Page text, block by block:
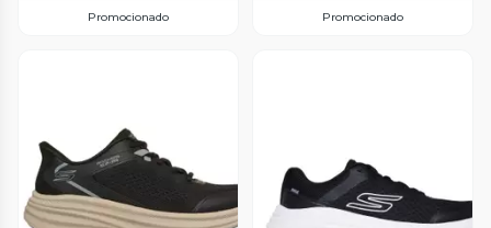
Promocionado
Promocionado